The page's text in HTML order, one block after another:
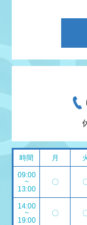
時間 月
09:00
~
13:00
〇
14:00
~
19:00
〇